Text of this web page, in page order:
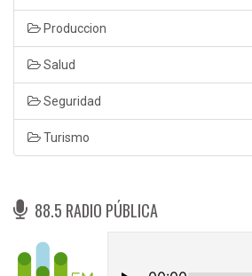
Produccion
Salud
Seguridad
Turismo
88.5 RADIO PÚBLICA